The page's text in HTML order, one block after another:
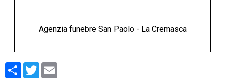
Agenzia funebre San Paolo - La Cremasca
Condividi
Twitter